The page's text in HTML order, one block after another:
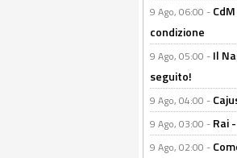
9 Ago, 06:00 -
condizione
9 Ago, 05:00 - Il
seguito!
9 Ago, 04:00 -
9 Ago, 03:00 - Rai
9 Ago, 02:00 -